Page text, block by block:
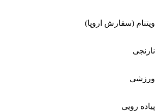
ویتنام (سفارش اروپا)
نارنجی
ورزشی
پیاده رویی